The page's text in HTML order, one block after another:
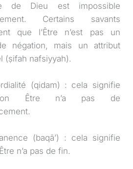
de Dieu est impossible
Certains savants
que l’Être n’est pas un
négation, mais un attribut
(ṣifah nafsiyyah).
(qidam) : cela signifie
Être n’a pas de
(baqā’) : cela signifie
n’a pas de fin.